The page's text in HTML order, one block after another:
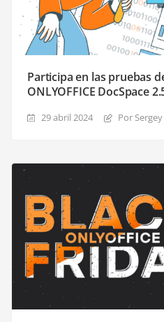
Participa en las pruebas
ONLYOFFICE DocSpace
29 abril 2024 Por Sergey